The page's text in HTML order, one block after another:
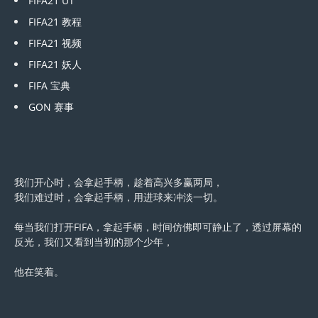
FIFA21 教程
FIFA21 视频
FIFA21 妖人
FIFA 宝典
GON 赛事
我们开心时，会拿起手柄，趁着高兴多赢两局，
我们难过时，会拿起手柄，用进球来冲淡一切。
每当我们打开FIFA，拿起手柄，时间仿佛即可静止了，透过屏幕的
反光，我们又看到当初的那个少年，
他在笑着。